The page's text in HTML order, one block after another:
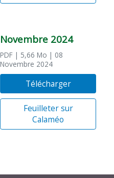
Novembre 2024
PDF | 5,66 Mo | 08
Novembre 2024
Télécharger
Feuilleter sur
Calaméo